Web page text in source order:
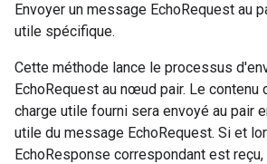
Envoyer un message EchoRequest au
utile spécifique.
Cette méthode lance le processus
EchoRequest au nœud pair. Le contenu
charge utile fourni sera envoyé au pair
utile du message EchoRequest. Si et
EchoResponse correspondant est